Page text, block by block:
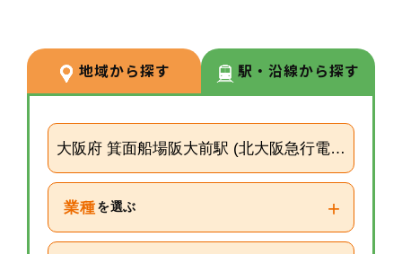
ーターや研修など＋αの業務チャ
レンジの可能性もございます。
地域から探す 駅・沿線から探す
大阪府 箕面船場阪大前駅 (北大阪急行電鉄)
業種 を選ぶ +